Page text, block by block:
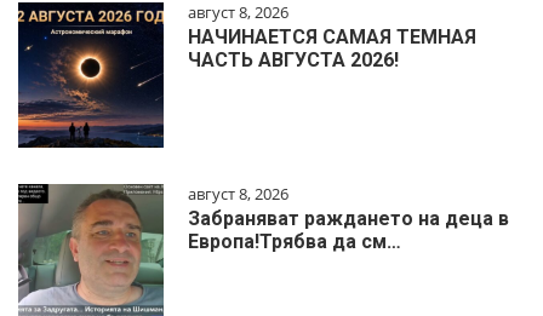
август 8, 2026
НАЧИНАЕТСЯ САМАЯ ТЕМНАЯ
ЧАСТЬ АВГУСТА 2026!
август 8, 2026
Забраняват раждането на деца в
Европа!Трябва да см…